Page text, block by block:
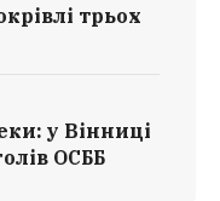
трьох
у Вінниці
ОСББ